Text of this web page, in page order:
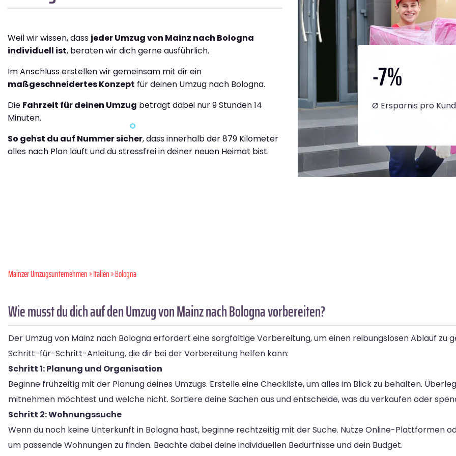
Weil wir wissen, dass jeder Umzug von Mainz nach Bologna
individuell ist, beraten wir dich gerne ausführlich.
Im Anschluss erstellen wir gemeinsam mit dir ein
maßgeschneidertes Konzept für deinen Umzug nach Bologna.
Die Fahrzeit für deinen Umzug beträgt dabei nur 9 Stunden 14
Minuten.
So gehst du auf Nummer sicher, dass innerhalb der 879 Kilometer
alles nach Plan läuft und du stressfrei in deiner neuen Heimat bist.
-7%
Ø Ersparnis pro
Mainzer Umzugsunternehmen»Italien» Bologna
Wie musst du dich auf den Umzug von Mainz nach Bologna vorbereiten?
Der Umzug von Mainz nach Bologna erfordert eine sorgfältige Vorbereitung, um einen reibungslosen Ablauf zu
Schritt-für-Schritt-Anleitung, die dir bei der Vorbereitung helfen kann:
Schritt 1: Planung und Organisation
Beginne frühzeitig mit der Planung deines Umzugs. Erstelle eine Checkliste, um alles im Blick zu behalten.
mitnehmen möchtest und welche nicht. Sortiere deine Sachen aus und entscheide, was du verkaufen oder
Schritt 2: Wohnungssuche
Wenn du noch keine Unterkunft in Bologna hast, beginne rechtzeitig mit der Suche. Nutze Online-Plattformen
um passende Wohnungen zu finden. Beachte dabei deine individuellen Bedürfnisse und dein Budget.